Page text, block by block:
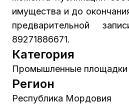
имущества и до
предварительной
89271886671.
Категория
Промышленные площадки
Регион
Республика Мордовия